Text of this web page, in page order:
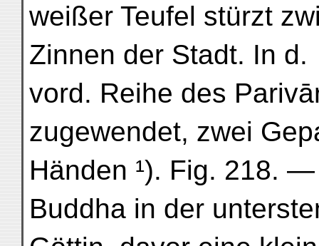
weißer Teufel stürzt
Zinnen der Stadt. In d.
vord. Reihe des
zugewendet, zwei
Händen ¹). Fig. 218.
Buddha in der